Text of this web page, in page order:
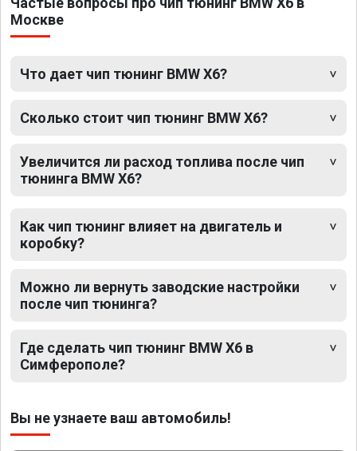
Москве
Что дает чип тюнинг BMW X6?
Сколько стоит чип тюнинг BMW X6?
Увеличится ли расход топлива после чип
тюнинга BMW X6?
Как чип тюнинг влияет на двигатель и
коробку?
Можно ли вернуть заводские настройки
после чип тюнинга?
Где сделать чип тюнинг BMW X6 в
Симферополе?
Вы не узнаете ваш автомобиль!